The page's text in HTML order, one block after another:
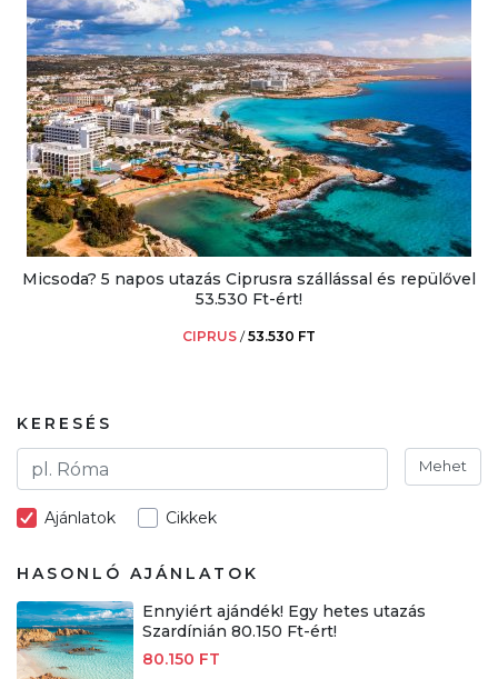
Micsoda? 5 napos utazás Ciprusra szállással és repülővel
53.530 Ft-ért!
CIPRUS /53.530 FT
KERESÉS
Mehet
Ajánlatok Cikkek
HASONLÓ AJÁNLATOK
Ennyiért ajándék! Egy hetes utazás
Szardínián 80.150 Ft-ért!
80.150 FT